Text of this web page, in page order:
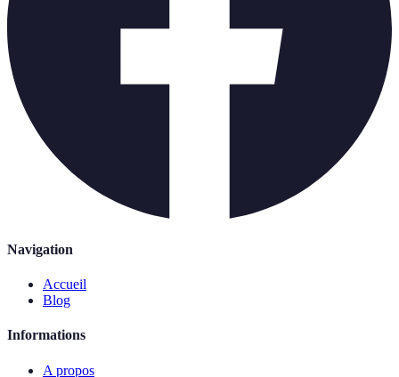
Navigation
Accueil
Blog
Informations
A propos